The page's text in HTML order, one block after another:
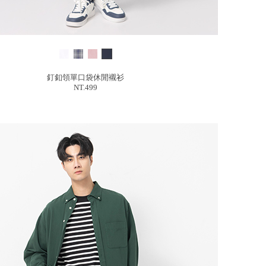
釘釦領單口袋休閒襯衫
NT.499